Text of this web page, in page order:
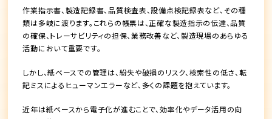
作業指示書、製造記録書、品質検査表、設備点検記録表など、その種
類は多岐に渡ります。これらの帳票は、正確な製造指示の伝達、品質
の確保、トレーサビリティの担保、業務改善など、製造現場のあらゆる
活動において重要です。
しかし、紙ベースでの管理は、紛失や破損のリスク、検索性の低さ、転
記ミスによるヒューマンエラーなど、多くの課題を抱えています。
近年は紙ベースから電子化が進むことで、効率化やデータ活用の向